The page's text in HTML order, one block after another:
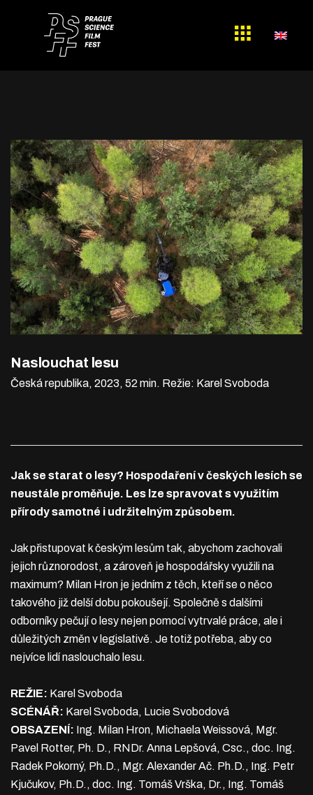
Naslouchat lesu
Česká republika, 2023, 52 min. Režie: Karel Svoboda
Jak se starat o lesy? Hospodaření v českých lesích se
neustále proměňuje. Les lze spravovat s využitím
přírody samotné i udržitelným způsobem.
Jak přistupovat k českým lesům tak, abychom zachovali
jejich různorodost, a zároveň je hospodářsky využili na
maximum? Milan Hron je jedním z těch, kteří se o něco
takového již delší dobu pokoušejí. Společně s dalšími
odborníky pečují o lesy nejen pomocí vytrvalé práce, ale i
důležitých změn v legislativě. Je totiž potřeba, aby co
nejvíce lidí naslouchalo lesu.
REŽIE: Karel Svoboda
SCÉNÁŘ: Karel Svoboda, Lucie Svobodová
OBSAZENÍ: Ing. Milan Hron, Michaela Weissová, Mgr.
Pavel Rotter, Ph. D., RNDr. Anna Lepšová, Csc., doc. Ing.
Radek Pokorný, Ph.D., Mgr. Alexander Ač. Ph.D., Ing. Petr
Kjučukov, Ph.D., doc. Ing. Tomáš Vrška, Dr., Ing. Tomáš